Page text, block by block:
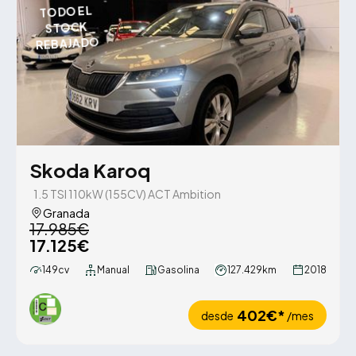
TODO EL
STOCK
REBAJADO
Skoda Karoq
1.5 TSI 110kW (155CV) ACT Ambition
Granada
17.985€
17.125€
149cv Manual Gasolina 127.429km 2018
desde 402€* /mes